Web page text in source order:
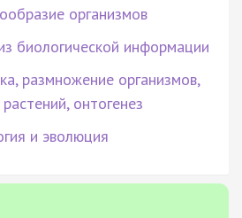
организмов
биологической информации
размножение организмов,
онтогенез
и эволюция